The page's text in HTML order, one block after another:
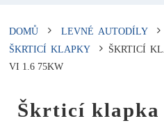
DOMŮ LEVNÉ AUTODÍLY
ŠKRTICÍ KLAPKY
ŠKRTICÍ
VI 1.6 75KW
Škrticí klapka